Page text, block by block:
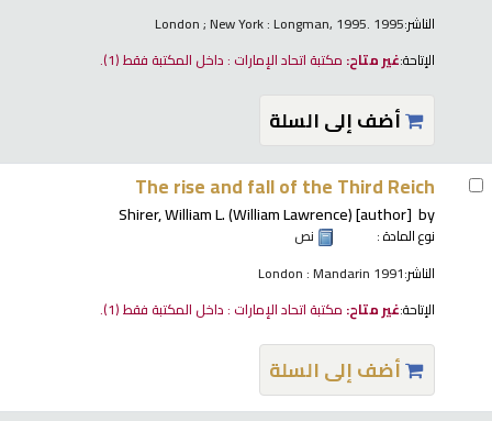
الناشر:London ; New York : Longman, 1995. 1995
الإتاحة:غير متاح: مكتبة اتحاد الإمارات : داخل المكتبة فقط(1).
أضف إلى السلة
The rise and fall of the Third Reich
by
Shirer, William L. (William Lawrence)[author]
نوع المادة :
نص
الناشر:London : Mandarin 1991
الإتاحة:غير متاح: مكتبة اتحاد الإمارات : داخل المكتبة فقط(1).
أضف إلى السلة